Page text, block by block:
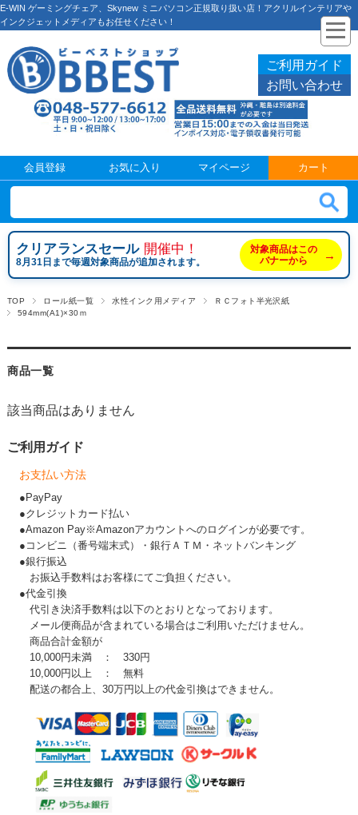
E-WIN ゲーミングチェア、Skynew ミニパソコン正規取り扱い店！アクリルインテリアや
インクジェットメディアもお任せください！
ご利用ガイド
お問い合わせ
会員登録 お気に入り マイページ カート
クリアランスセール 開催中！
8月31日まで毎週対象商品が追加されます。
対象商品はこの
バナーから
→
TOP ロール紙一覧 水性インク用メディア
ＲＣフォト半光沢紙
594mm(A1)×30ｍ
商品一覧
該当商品はありません
ご利用ガイド
お支払い方法
●PayPay
●クレジットカード払い
●Amazon Pay※Amazonアカウントへのログインが必要です。
●コンビニ（番号端末式）・銀行ＡＴＭ・ネットバンキング
●銀行振込
お振込手数料はお客様にてご負担ください。
●代金引換
代引き決済手数料は以下のとおりとなっております。
メール便商品が含まれている場合はご利用いただけません。
商品合計金額が
10,000円未満 ： 330円
10,000円以上 ： 無料
配送の都合上、30万円以上の代金引換はできません。